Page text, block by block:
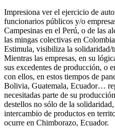
Impresiona ver el ejercicio de
funcionarios públicos y/o
Campesinas en el Perú, o de las
las mingas colectivas en
Estimula, visibiliza la solidaridad/
Mientras las empresas, en su
sus excedentes de producción, o
con ellos, en estos tiempos de
Bolivia, Guatemala, Ecuador…
necesitadas parte de su
destellos no sólo de la
intercambio de productos en
ocurre en Chimborazo, Ecuador.